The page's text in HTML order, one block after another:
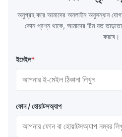
অনুগ্রহ করে আমাদের অনলাইন অনুসন্ধান
কোন প্রশ্ন থাকে, আমাদের টিম যত
করবে।
ইমেইল*
ফোন / হোয়াটসঅ্যাপ